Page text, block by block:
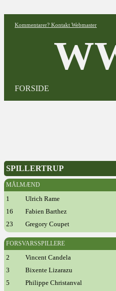
Kommentarer? Kontakt Webmaster
FORSIDE
SPILLERTRUP
MÅLMÆND
1 Ulrich Rame
16
Fabien Barthez
23
Gregory Coupet
FORSVARSSPILLERE
2 Vincent Candela
3
Bixente Lizarazu
5
Philippe Christanval